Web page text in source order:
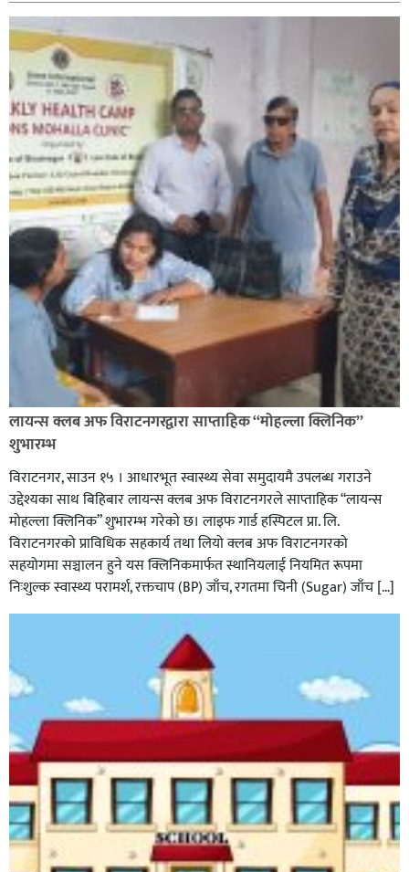
लायन्स क्लब अफ विराटनगरद्वारा साप्ताहिक “मोहल्ला क्लिनिक”
शुभारम्भ
विराटनगर, साउन १५ । आधारभूत स्वास्थ्य सेवा समुदायमै उपलब्ध गराउने
उद्देश्यका साथ बिहिबार लायन्स क्लब अफ विराटनगरले साप्ताहिक “लायन्स
मोहल्ला क्लिनिक” शुभारम्भ गरेकाे छ। लाइफ गार्ड हस्पिटल प्रा. लि.
विराटनगरको प्राविधिक सहकार्य तथा लियो क्लब अफ विराटनगरको
सहयोगमा सञ्चालन हुने यस क्लिनिकमार्फत स्थानियलाई नियमित रूपमा
निःशुल्क स्वास्थ्य परामर्श, रक्तचाप (BP) जाँच, रगतमा चिनी (Sugar) जाँच […]